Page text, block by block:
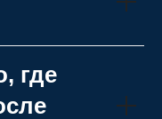
где